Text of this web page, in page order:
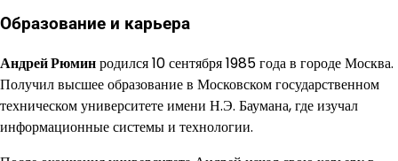
Образование и карьера
Андрей Рюминродился 10 сентября 1985 года в городе Москва.
Получил высшее образование в Московском государственном
техническом университете имени Н.Э. Баумана, где изучал
информационные системы и технологии.